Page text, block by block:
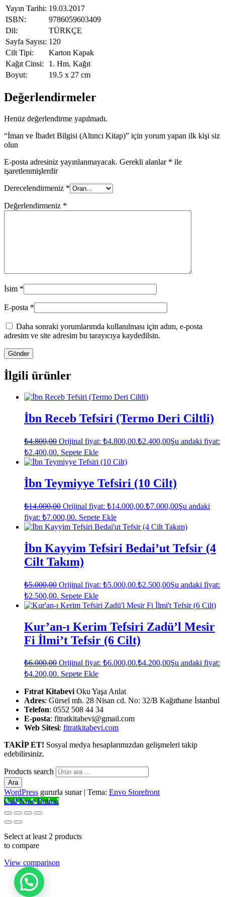
Yayın Tarihi: 19.03.2017
ISBN:
9786059603409
Dil:
TÜRKÇE
Sayfa Sayısı: 120
Cilt Tipi:
Karton Kapak
Kağıt Cinsi:
1. Hm. Kağıt
Boyut:
19.5 x 27 cm
Değerlendirmeler
Henüz değerlendirme yapılmadı.
“İman ve İbadet Bilgisi (Altıncı Kitap)” için yorum yapan ilk kişi siz
olun
E-posta adresiniz yayınlanmayacak. Gerekli alanlar * ile
işaretlenmişlerdir
Derecelendirmeniz *
Değerlendirmeniz *
İsim *
E-posta *
Daha sonraki yorumlarımda kullanılması için adım, e-posta
adresim ve site adresim bu tarayıcıya kaydedilsin.
İlgili ürünler
İbn Receb Tefsiri (Termo Deri Ciltli)
₺4.800,00 Orijinal fiyat: ₺4.800,00.₺2.400,00Şu andaki fiyat:
₺2.400,00. Sepete Ekle
İbn Teymiyye Tefsiri (10 Cilt)
₺14.000,00 Orijinal fiyat: ₺14.000,00.₺7.000,00Şu andaki
fiyat: ₺7.000,00. Sepete Ekle
İbn Kayyim Tefsiri Bedai’ut Tefsir (4
Cilt Takım)
₺5.000,00 Orijinal fiyat: ₺5.000,00.₺2.500,00Şu andaki fiyat:
₺2.500,00. Sepete Ekle
Kur’an-ı Kerim Tefsiri Zadü’l Mesir
Fi İlmi’t Tefsir (6 Cilt)
₺6.000,00 Orijinal fiyat: ₺6.000,00.₺4.200,00Şu andaki fiyat:
₺4.200,00. Sepete Ekle
Fıtrat KitabeviOku Yaşa Anlat
Adres: Gürsel mh. 28 Nisan cd. No: 32/B Kağıthane İstanbul
Telefon: 0552 508 44 34
E-posta: fitratkitabevi@gmail.com
Web Sitesi: fitratkitabevi.com
TAKİP ET! Sosyal medya hesaplarımızdan gelişmeleri takip
edebilirsiniz.
Products search
Ara
WordPress gururla sunar | Tema: Envo Storefront
Call Now Button
Select at least 2 products
to compare
View comparison